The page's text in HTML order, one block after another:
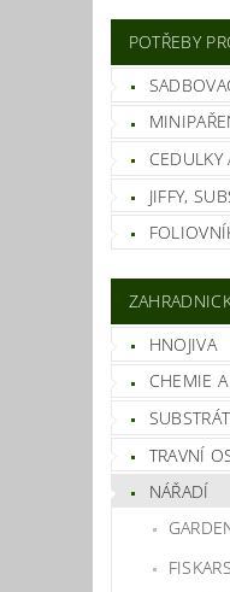
POTŘEBY
CEDULKY
JIFFY,
HNOJIVA
CHEMIE
TRAVNÍ
NÁŘADÍ
FISKARS